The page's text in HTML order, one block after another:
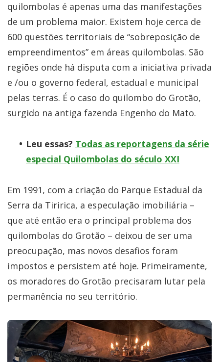
quilombolas é apenas uma das manifestações
de um problema maior. Existem hoje cerca de
600 questões territoriais de “sobreposição de
empreendimentos” em áreas quilombolas. São
regiões onde há disputa com a iniciativa privada
e /ou o governo federal, estadual e municipal
pelas terras. É o caso do quilombo do Grotão,
surgido na antiga fazenda Engenho do Mato.
Leu essas? Todas as reportagens da série
especial Quilombolas do século XXI
Em 1991, com a criação do Parque Estadual da
Serra da Tiririca, a especulação imobiliária –
que até então era o principal problema dos
quilombolas do Grotão – deixou de ser uma
preocupação, mas novos desafios foram
impostos e persistem até hoje. Primeiramente,
os moradores do Grotão precisaram lutar pela
permanência no seu território.